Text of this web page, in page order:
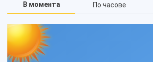
В момента По часове